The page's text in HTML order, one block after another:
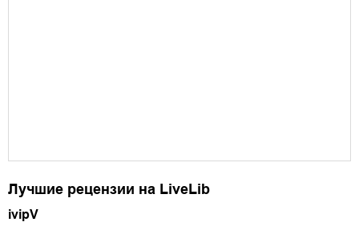
Лучшие рецензии на LiveLib
ivipV